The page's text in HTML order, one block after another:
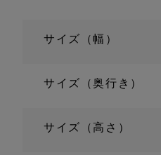
サイズ（幅）
サイズ（奥行き）
サイズ（高さ）